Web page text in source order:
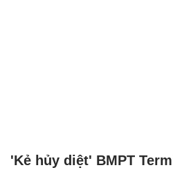
'Kẻ hủy diệt' BMPT